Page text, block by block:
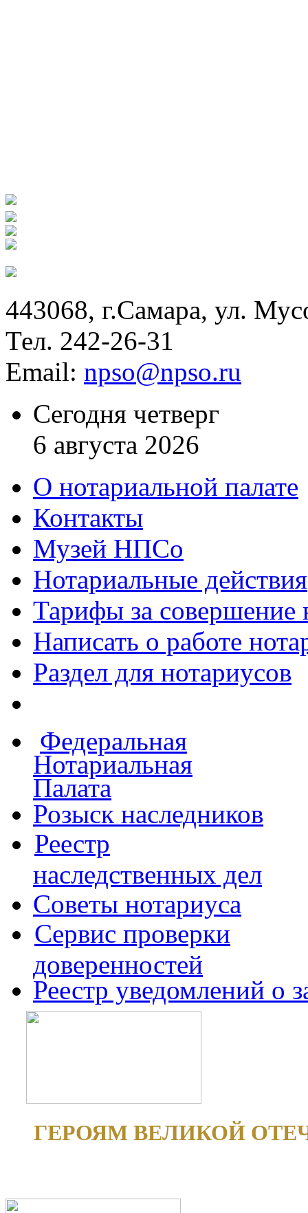
443068, г.Самара, ул.
Тел. 242-26-31
Email: npso@npso.ru
Сегодня четверг
6 августа 2026
О нотариальной палате
Контакты
Музей НПСо
Нотариальные действия
Тарифы за совершение
Написать о работе
Раздел для нотариусов
Федеральная
Нотариальная
Палата
Розыск наследников
Реестр
наследственных дел
Советы нотариуса
Сервис проверки
доверенностей
Реестр уведомлений о
ГЕРОЯМ ВЕЛИКОЙ